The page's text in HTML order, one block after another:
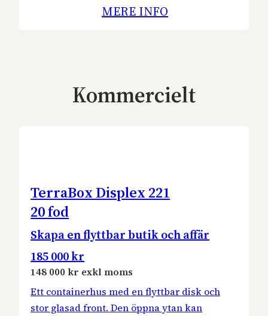
MERE INFO
Kommercielt
TerraBox Displex 221
20 fod
Skapa en flyttbar butik och affär
185 000 kr
148 000 kr exkl moms
Ett containerhus med en flyttbar disk och
stor glasad front. Den öppna ytan kan